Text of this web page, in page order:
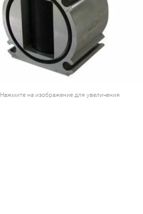
Нажмите на изображение для увеличения